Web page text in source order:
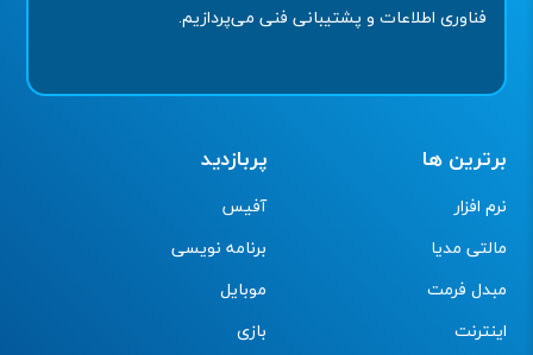
فناوری اطلاعات و پشتیبانی فنی می‌پردازیم.
برترین ها
نرم افزار
مالتی مدیا
مبدل فرمت
اینترنت
پربازدید
آفیس
برنامه نویسی
موبایل
بازی